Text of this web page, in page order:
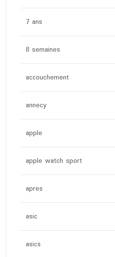
7 ans
8 semaines
accouchement
annecy
apple
apple watch sport
apres
asic
asics